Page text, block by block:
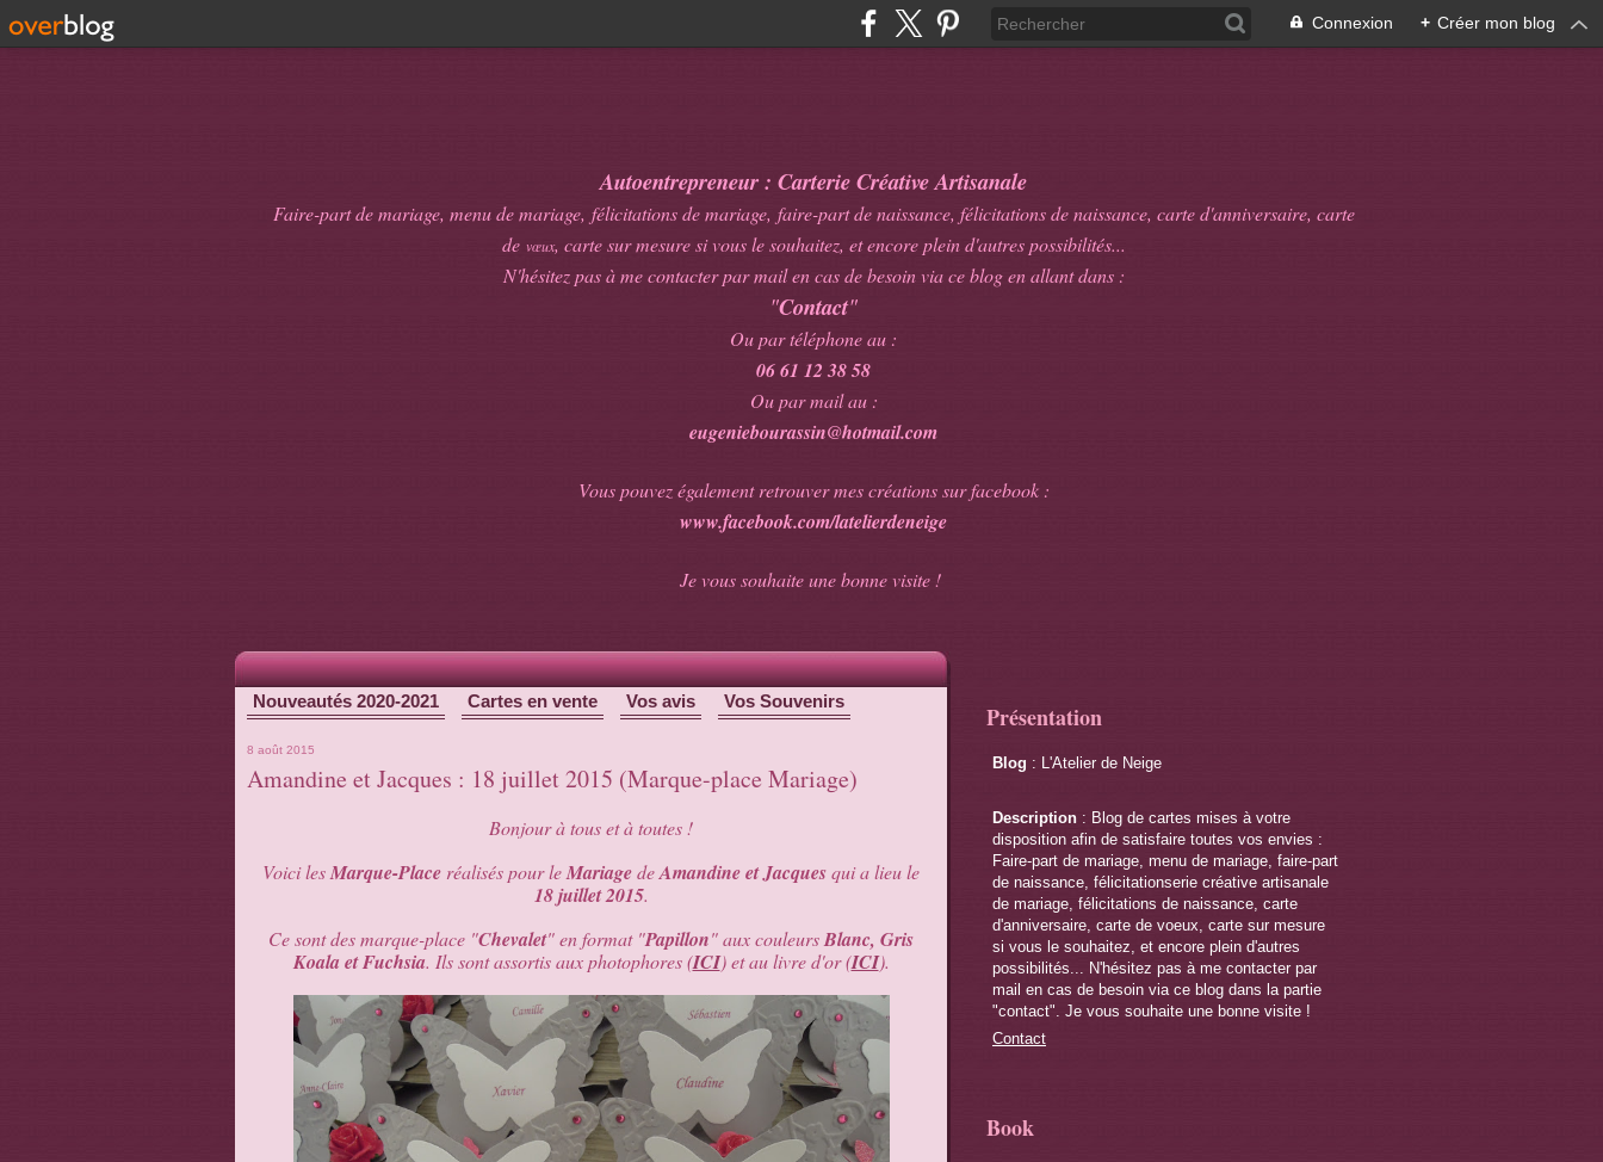
Connexion + Créer mon blog
Autoentrepreneur : Carterie Créative Artisanale
Faire-part de mariage, menu de mariage, félicitations de mariage, faire-part de naissance, félicitations de naissance, carte d'anniversaire, carte
de vœux, carte sur mesure si vous le souhaitez, et encore plein d'autres possibilités...
N'hésitez pas à me contacter par mail en cas de besoin via ce blog en allant dans :
"Contact"
Ou par téléphone au :
06 61 12 38 58
Ou par mail au :
eugeniebourassin@hotmail.com
Vous pouvez également retrouver mes créations sur facebook :
www.facebook.com/latelierdeneige
Je vous souhaite une bonne visite !
Nouveautés 2020-2021 Cartes en vente Vos avis Vos Souvenirs
8 août 2015
Amandine et Jacques : 18 juillet 2015 (Marque-place Mariage)
Bonjour à tous et à toutes !
Voici lesMarque-Place réalisés pour leMariagedeAmandine et Jacquesqui a lieu le
18 juillet 2015.
Ce sont des marque-place "Chevalet" en format "Papillon" aux couleursBlanc, Gris
Koala et Fuchsia. Ils sont assortis aux photophores (ICI) et au livre d'or (ICI).
Présentation
Blog : L'Atelier de Neige
Description : Blog de cartes mises à votre
disposition afin de satisfaire toutes vos envies :
Faire-part de mariage, menu de mariage, faire-part
de naissance, félicitationserie créative artisanale
de mariage, félicitations de naissance, carte
d'anniversaire, carte de voeux, carte sur mesure
si vous le souhaitez, et encore plein d'autres
possibilités... N'hésitez pas à me contacter par
mail en cas de besoin via ce blog dans la partie
"contact". Je vous souhaite une bonne visite !
Contact
Book